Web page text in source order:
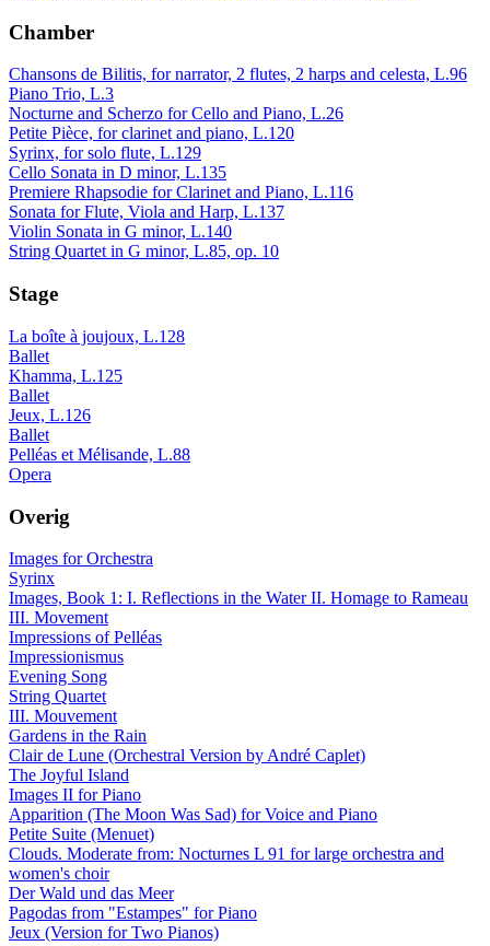
Chamber
Chansons de Bilitis, for narrator, 2 flutes, 2 harps and celesta, L.96
Piano Trio, L.3
Nocturne and Scherzo for Cello and Piano, L.26
Petite Pièce, for clarinet and piano, L.120
Syrinx, for solo flute, L.129
Cello Sonata in D minor, L.135
Premiere Rhapsodie for Clarinet and Piano, L.116
Sonata for Flute, Viola and Harp, L.137
Violin Sonata in G minor, L.140
String Quartet in G minor, L.85, op. 10
Stage
La boîte à joujoux, L.128
Ballet
Khamma, L.125
Ballet
Jeux, L.126
Ballet
Pelléas et Mélisande, L.88
Opera
Overig
Images for Orchestra
Syrinx
Images, Book 1: I. Reflections in the Water II. Homage to Rameau
III. Movement
Impressions of Pelléas
Impressionismus
Evening Song
String Quartet
III. Mouvement
Gardens in the Rain
Clair de Lune (Orchestral Version by André Caplet)
The Joyful Island
Images II for Piano
Apparition (The Moon Was Sad) for Voice and Piano
Petite Suite (Menuet)
Clouds. Moderate from: Nocturnes L 91 for large orchestra and
women's choir
Der Wald und das Meer
Pagodas from "Estampes" for Piano
Jeux (Version for Two Pianos)